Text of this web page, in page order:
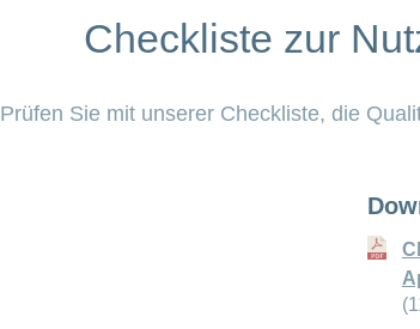
Checkliste zur
Prüfen Sie mit unserer Checkliste, die